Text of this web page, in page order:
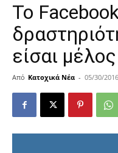
Το
είσαι
Από Κατοχικά Νέα - 05/30/2016